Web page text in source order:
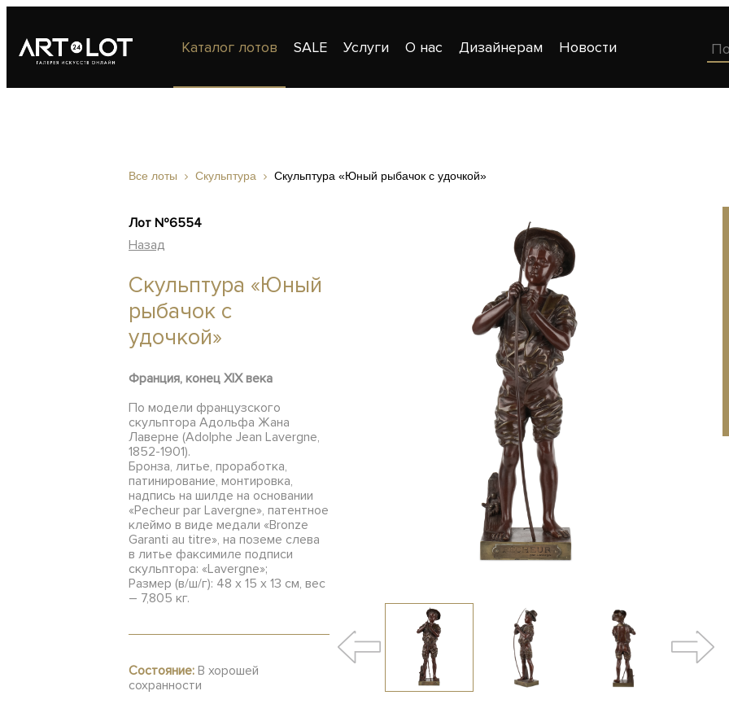
Каталог лотов SALE Услуги О нас Дизайнерам Новости
Все лоты Скульптура Скульптура «Юный рыбачок с удочкой»
Лот №6554
Назад
Скульптура «Юный
рыбачок с
удочкой»
Франция, конец ХIХ века
По модели французского
скульптора Адольфа Жана
Лаверне (Adolphe Jean Lavergne,
1852-1901).
Бронза, литье, проработка,
патинирование, монтировка,
надпись на шилде на основании
«Pecheur par Lavergne», патентное
клеймо в виде медали «Bronze
Garanti au titre», на поземе слева
в литье факсимиле подписи
скульптора: «Lavergne»;
Размер (в/ш/г): 48 х 15 х 13 см, вес
– 7,805 кг.
Состояние: В хорошей
сохранности